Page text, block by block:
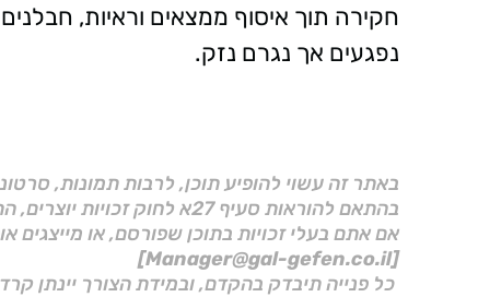
חקירה תוך איסוף ממצאים וראיות,
נפגעים אך נגרם נזק.
באתר זה עשוי להופיע תוכן, לרבות תמונות,
בהתאם להוראות סעיף 27א לחוק זכויות יוצרים, התשס"ח–2007.
אם אתם בעלי זכויות בתוכן שפורסם, או מייצגים
[Manager@gal-gefen.co.il]
כל פנייה תיבדק בהקדם, ובמידת הצורך יינתן